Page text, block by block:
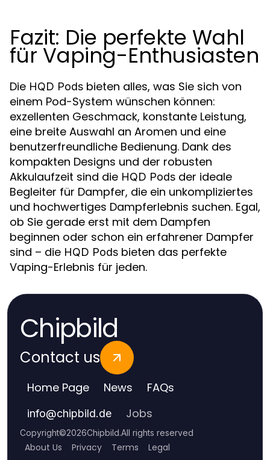
Fazit: Die perfekte Wahl
für Vaping-Enthusiasten
Die HQD Pods bieten alles, was Sie sich von
einem Pod-System wünschen können:
exzellenten Geschmack, konstante Leistung,
eine breite Auswahl an Aromen und eine
benutzerfreundliche Bedienung. Dank des
kompakten Designs und der robusten
Akkulaufzeit sind die HQD Pods der ideale
Begleiter für Dampfer, die ein unkompliziertes
und hochwertiges Dampferlebnis suchen. Egal,
ob Sie gerade erst mit dem Dampfen
beginnen oder schon ein erfahrener Dampfer
sind – die HQD Pods bieten das perfekte
Vaping-Erlebnis für jeden.
Chipbild
Contact us
Home Page News FAQs
info@chipbild.de Jobs
Copyright©2026Chipbild.All rights reserved
About Us Privacy Terms Legal